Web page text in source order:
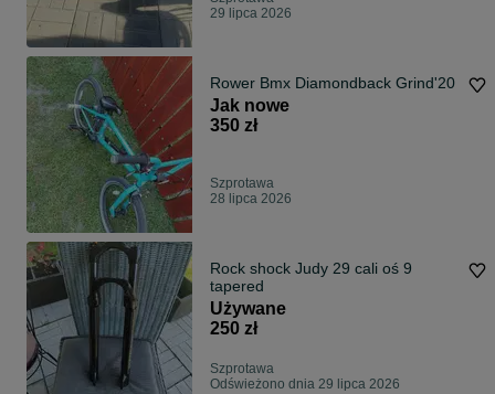
29 lipca 2026
Rower Bmx Diamondback Grind'20
Jak nowe
350 zł
Szprotawa
28 lipca 2026
Rock shock Judy 29 cali oś 9
tapered
Używane
250 zł
Szprotawa
Odświeżono dnia 29 lipca 2026